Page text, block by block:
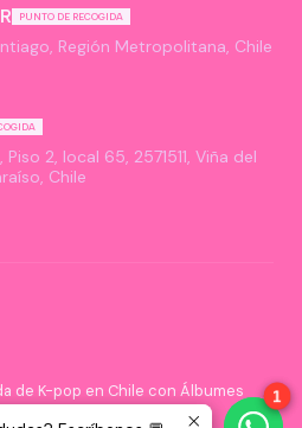
PUNTO DE RECOGIDA
Región Metropolitana, Chile
2, local 65, 2571511, Viña del
Chile
de K-pop en Chile con Álbumes
1
1